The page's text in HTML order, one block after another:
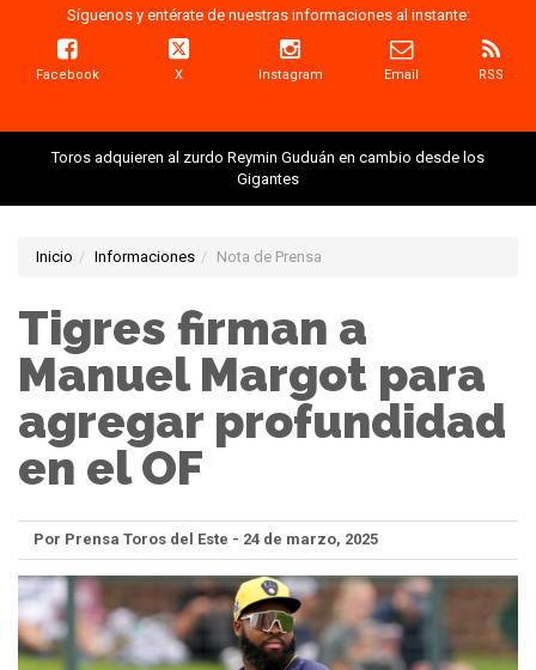
Síguenos y entérate de nuestras informaciones al instante:
Facebook X Instagram Email RSS
Toros adquieren al zurdo Reymin Guduán en cambio desde los
Gigantes
Inicio Informaciones Nota de Prensa
Tigres firman a
Manuel Margot para
agregar profundidad
en el OF
Por Prensa Toros del Este - 24 de marzo, 2025